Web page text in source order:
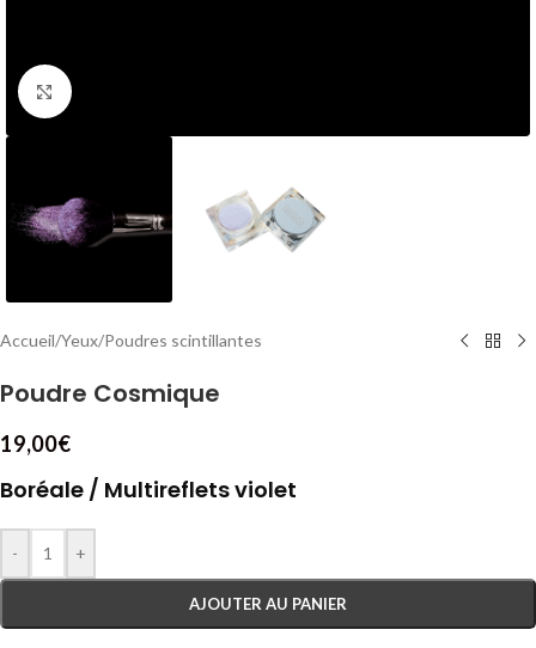
Cliquez pour agrandir
Accueil/Yeux/Poudres scintillantes
Poudre Cosmique
19,00€
Boréale / Multireflets violet
- +
AJOUTER AU PANIER